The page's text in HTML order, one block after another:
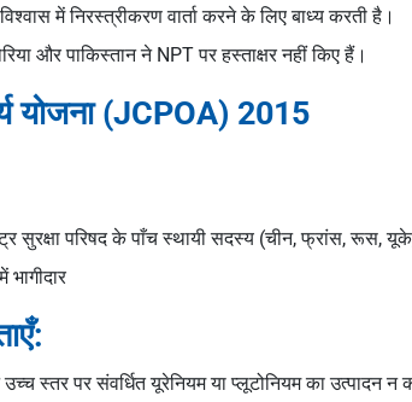
में निरस्त्रीकरण वार्ता करने के लिए बाध्य करती है।
और पाकिस्तान ने NPT पर हस्ताक्षर नहीं किए हैं।
योजना (JCPOA) 2015
सुरक्षा परिषद के पाँच स्थायी सदस्य (चीन, फ्रांस, रूस,
भागीदार
उच्च स्तर पर संवर्धित यूरेनियम या प्लूटोनियम का उत्पादन